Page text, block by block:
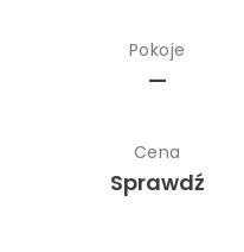
Pokoje
—
Cena
Sprawdź